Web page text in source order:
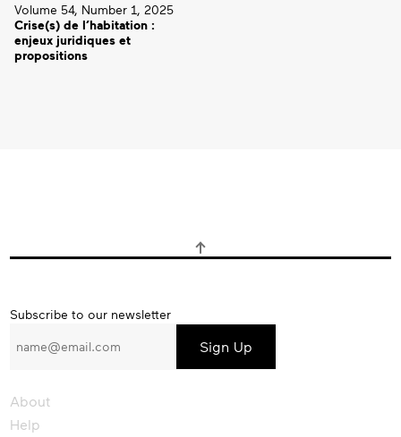
Volume 54, Number 1, 2025
Crise(s) de l’habitation :
enjeux juridiques et
propositions
Subscribe
our
Subscribe to our newsletter
About
Help